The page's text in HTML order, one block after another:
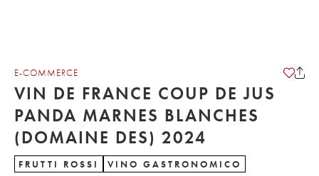
E-COMMERCE
VIN DE FRANCE COUP DE JUS
PANDA MARNES BLANCHES
(DOMAINE DES) 2024
FRUTTI ROSSI VINO GASTRONOMICO